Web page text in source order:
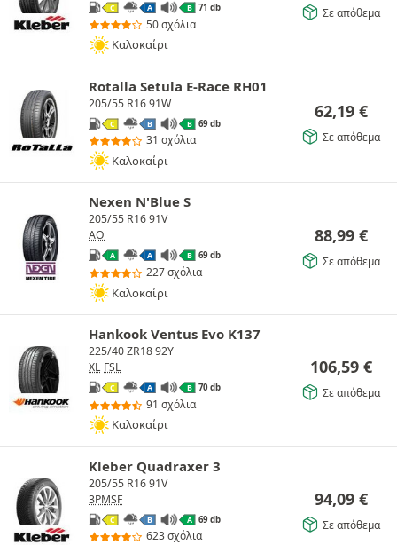
C A B 71 db
50 σχόλια
Καλοκαίρι
Σε απόθεμα
Rotalla Setula E-Race RH01
205/55 R16 91W
C B B 69 db
31 σχόλια
Καλοκαίρι
62,19 €
Σε απόθεμα
Nexen N'Blue S
205/55 R16 91V
AO
A A B 69 db
227 σχόλια
Καλοκαίρι
88,99 €
Σε απόθεμα
Hankook Ventus Evo K137
225/40 ZR18 92Y
XL FSL
C A B 70 db
91 σχόλια
Καλοκαίρι
106,59 €
Σε απόθεμα
Kleber Quadraxer 3
205/55 R16 91V
3PMSF
C B A 69 db
623 σχόλια
94,09 €
Σε απόθεμα